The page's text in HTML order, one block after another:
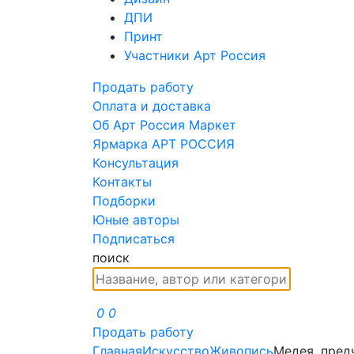
ДПИ
Принт
Участники Арт Россия
Продать работу
Оплата и доставка
Об Арт Россия Маркет
Ярмарка АРТ РОССИЯ
Консультация
Контакты
Подборки
Юные авторы
Подписаться
поиск
0 0
Продать работу
ГлавнаяИскусствоЖивописьМедея,